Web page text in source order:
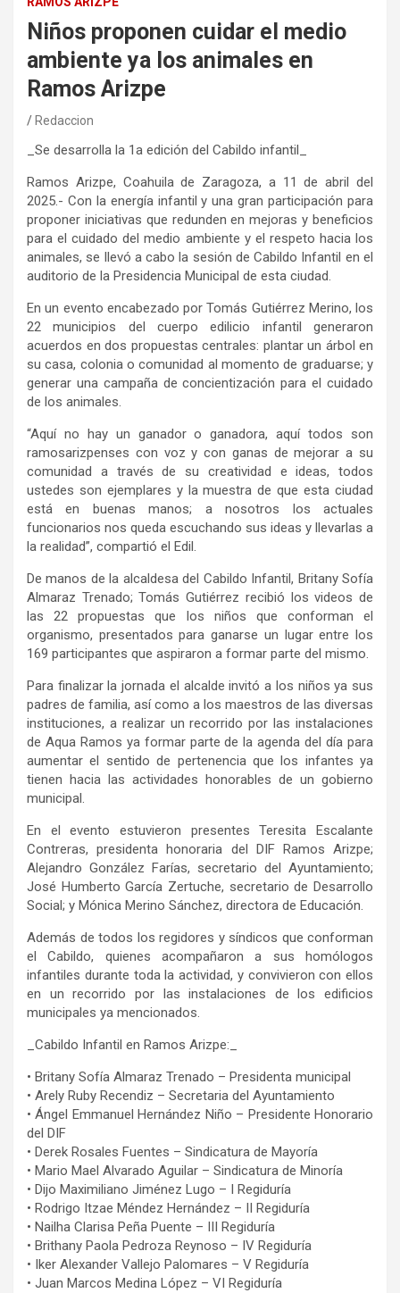
Niños proponen cuidar el medio
ambiente ya los animales en
Ramos Arizpe
Redaccion
_Se desarrolla la 1a edición del Cabildo infantil_
Ramos Arizpe, Coahuila de Zaragoza, a 11 de abril del
2025.- Con la energía infantil y una gran participación para
proponer iniciativas que redunden en mejoras y beneficios
para el cuidado del medio ambiente y el respeto hacia los
animales, se llevó a cabo la sesión de Cabildo Infantil en el
auditorio de la Presidencia Municipal de esta ciudad.
En un evento encabezado por Tomás Gutiérrez Merino, los
22 municipios del cuerpo edilicio infantil generaron
acuerdos en dos propuestas centrales: plantar un árbol en
su casa, colonia o comunidad al momento de graduarse; y
generar una campaña de concientización para el cuidado
de los animales.
“Aquí no hay un ganador o ganadora, aquí todos son
ramosarizpenses con voz y con ganas de mejorar a su
comunidad a través de su creatividad e ideas, todos
ustedes son ejemplares y la muestra de que esta ciudad
está en buenas manos; a nosotros los actuales
funcionarios nos queda escuchando sus ideas y llevarlas a
la realidad”, compartió el Edil.
De manos de la alcaldesa del Cabildo Infantil, Britany Sofía
Almaraz Trenado; Tomás Gutiérrez recibió los videos de
las 22 propuestas que los niños que conforman el
organismo, presentados para ganarse un lugar entre los
169 participantes que aspiraron a formar parte del mismo.
Para finalizar la jornada el alcalde invitó a los niños ya sus
padres de familia, así como a los maestros de las diversas
instituciones, a realizar un recorrido por las instalaciones
de Aqua Ramos ya formar parte de la agenda del día para
aumentar el sentido de pertenencia que los infantes ya
tienen hacia las actividades honorables de un gobierno
municipal.
En el evento estuvieron presentes Teresita Escalante
Contreras, presidenta honoraria del DIF Ramos Arizpe;
Alejandro González Farías, secretario del Ayuntamiento;
José Humberto García Zertuche, secretario de Desarrollo
Social; y Mónica Merino Sánchez, directora de Educación.
Además de todos los regidores y síndicos que conforman
el Cabildo, quienes acompañaron a sus homólogos
infantiles durante toda la actividad, y convivieron con ellos
en un recorrido por las instalaciones de los edificios
municipales ya mencionados.
_Cabildo Infantil en Ramos Arizpe:_
• Britany Sofía Almaraz Trenado – Presidenta municipal
• Arely Ruby Recendiz – Secretaria del Ayuntamiento
• Ángel Emmanuel Hernández Niño – Presidente Honorario
del DIF
• Derek Rosales Fuentes – Sindicatura de Mayoría
• Mario Mael Alvarado Aguilar – Sindicatura de Minoría
• Dijo Maximiliano Jiménez Lugo – I Regiduría
• Rodrigo Itzae Méndez Hernández – II Regiduría
• Nailha Clarisa Peña Puente – III Regiduría
• Brithany Paola Pedroza Reynoso – IV Regiduría
• Iker Alexander Vallejo Palomares – V Regiduría
• Juan Marcos Medina López – VI Regiduría